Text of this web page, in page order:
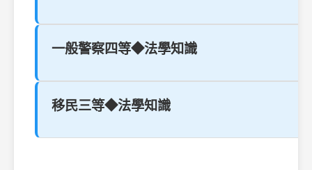
一般警察四等◆法學知識
移民三等◆法學知識